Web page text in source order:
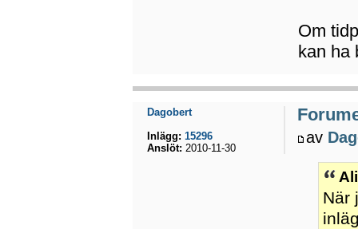
Om
kan ha
av
När
Dagobert
Inlägg: 15296
Anslöt: 2010-11-30